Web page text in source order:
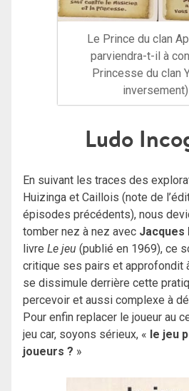
Le Prince du clan
parviendra-t-il à
Princesse du clan
Ludo
En suivant les traces des
Huizinga et Caillois (note de
épisodes précédents), nous
tomber nez à nez avec Jacques
livre Le jeu (publié en 1969), ce
critique ses pairs et approfondit
se dissimule derrière cette
percevoir et aussi complexe à
Pour enfin replacer le joueur au
jeu car, soyons sérieux, « le jeu
joueurs ? »